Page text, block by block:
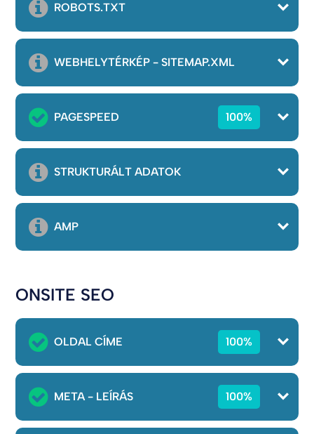
ROBOTS.TXT
WEBHELYTÉRKÉP - SITEMAP.XML
PAGESPEED 100%
STRUKTURÁLT ADATOK
AMP
ONSITE SEO
OLDAL CÍME 100%
META - LEÍRÁS 100%